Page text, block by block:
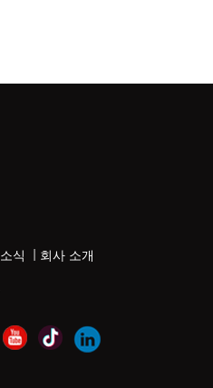
소식 | 회사 소개